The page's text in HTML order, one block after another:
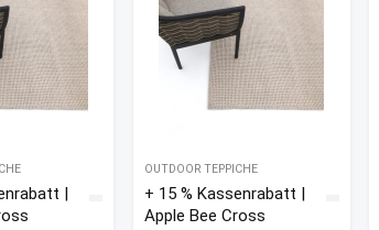
|
OUTDOOR TEPPICHE
+ 15 % Kassenrabatt |
Apple Bee Cross